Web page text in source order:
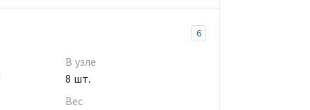
6
В узле
8 шт.
Вес